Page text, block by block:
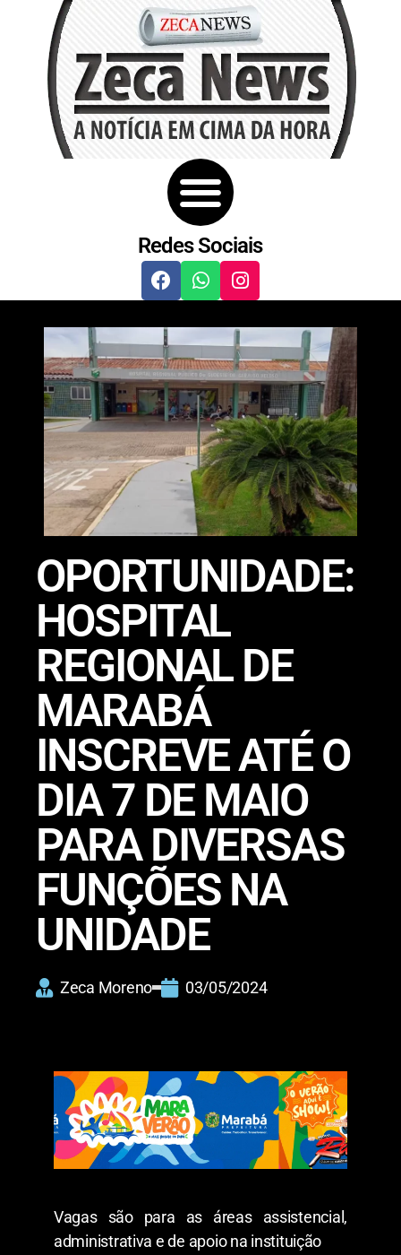
Redes Sociais
OPORTUNIDADE:
HOSPITAL
REGIONAL DE
MARABÁ
INSCREVE ATÉ O
DIA 7 DE MAIO
PARA DIVERSAS
FUNÇÕES NA
UNIDADE
Zeca Moreno 03/05/2024
Vagas são para as áreas assistencial,
administrativa e de apoio na instituição